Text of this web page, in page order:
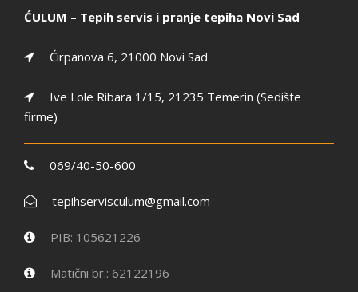
ĆULUM – Tepih servis i pranje tepiha Novi Sad
Ćirpanova 6, 21000 Novi Sad
Ive Lole Ribara 1/15, 21235 Temerin (Sedište
firme)
069/40-50-600
tepihservisculum@gmail.com
PIB: 105621226
Matični br.: 62122196